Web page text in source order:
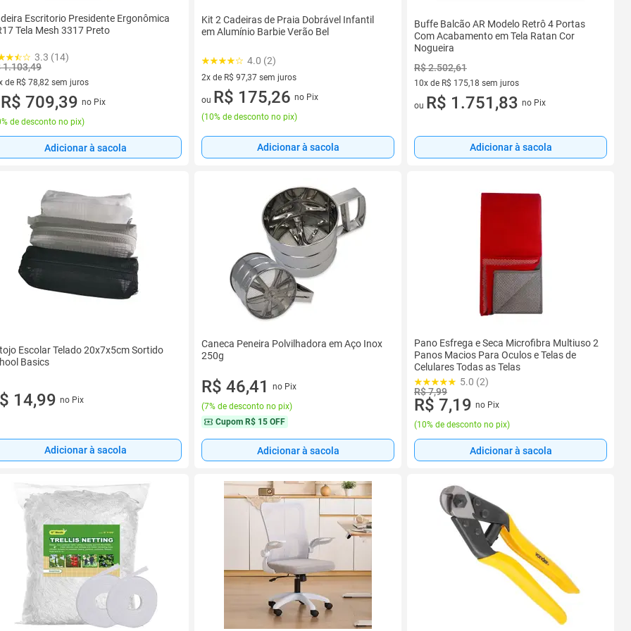
Escritorio Presidente Ergonômica
Tela Mesh 3317 Preto
3.3 (14)
1.103,49
de R$ 78,82 sem juros
vez de R$ 78,82 sem juros
R$ 709,39 no Pix
de desconto no pix)
Adicionar à sacola
Kit 2 Cadeiras de Praia Dobrável Infantil
em Alumínio Barbie Verão Bel
4.0 (2)
2x de R$ 97,37 sem juros
2 vez de R$ 97,37 sem juros
ou R$ 175,26 no Pix
(10% de desconto no pix)
Adicionar à sacola
Buffe Balcão AR Modelo Retrô 4 Portas
Com Acabamento em Tela Ratan Cor
Nogueira
R$ 2.502,61
10x de R$ 175,18 sem juros
10 vez de R$ 175,18 sem juros
ou R$ 1.751,83 no Pix
Adicionar à sacola
Escolar Telado 20x7x5cm Sortido
Basics
14,99 no Pix
Adicionar à sacola
Caneca Peneira Polvilhadora em Aço Inox
250g
R$ 46,41
no Pix
(7% de desconto no pix)
Cupom R$ 15 OFF
Adicionar à sacola
Pano Esfrega e Seca Microfibra Multiuso 2
Panos Macios Para Oculos e Telas de
Celulares Todas as Telas
5.0 (2)
R$ 7,99
R$ 7,19 no Pix
(10% de desconto no pix)
Adicionar à sacola